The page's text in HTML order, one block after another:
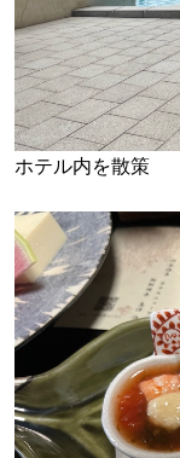
ホテル内を散策